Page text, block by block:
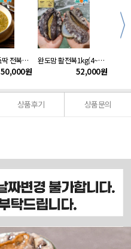
완도맘 한끼뚝딱 전복죽5팩(200gx5팩)
50,000원
완도맘 활전복1kg(4~5미)부직포포장
52,000원
상품후기 상품문의